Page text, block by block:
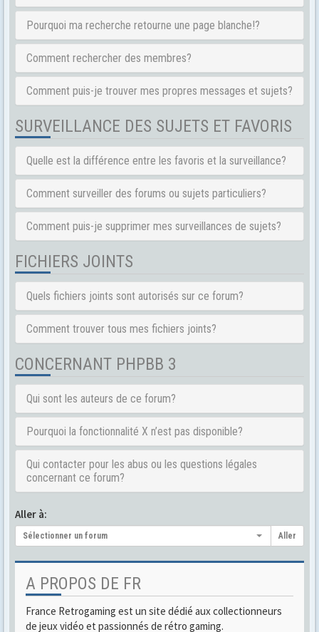
Pourquoi ma recherche retourne une page blanche!?
Comment rechercher des membres?
Comment puis-je trouver mes propres messages et sujets?
SURVEILLANCE DES SUJETS ET FAVORIS
Quelle est la différence entre les favoris et la surveillance?
Comment surveiller des forums ou sujets particuliers?
Comment puis-je supprimer mes surveillances de sujets?
FICHIERS JOINTS
Quels fichiers joints sont autorisés sur ce forum?
Comment trouver tous mes fichiers joints?
CONCERNANT PHPBB 3
Qui sont les auteurs de ce forum?
Pourquoi la fonctionnalité X n’est pas disponible?
Qui contacter pour les abus ou les questions légales
concernant ce forum?
Aller à:
Sélectionner un forum Aller
A PROPOS DE FR
France Retrogaming est un site dédié aux collectionneurs
de jeux vidéo et passionnés de rétro gaming.